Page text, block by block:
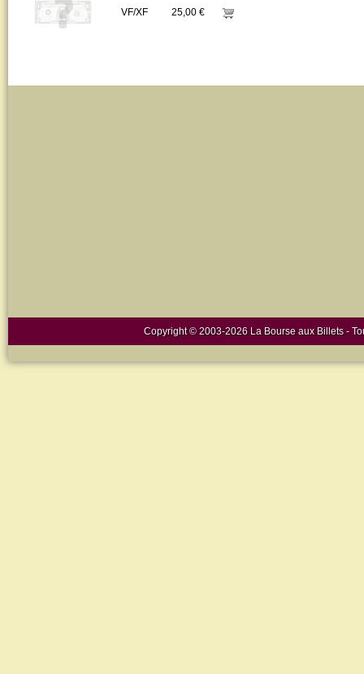
VF/XF 25,00 €
Copyright © 2003-2026 La Bourse aux Billets -